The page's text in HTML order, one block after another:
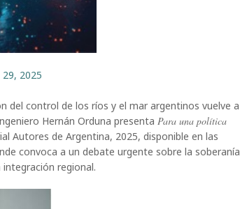
2025
del control de los ríos y el mar argentinos vuelve a
Hernán Orduna presentaPara una política
Autores de Argentina, 2025, disponible en las
convoca a un debate urgente sobre la soberanía
regional.